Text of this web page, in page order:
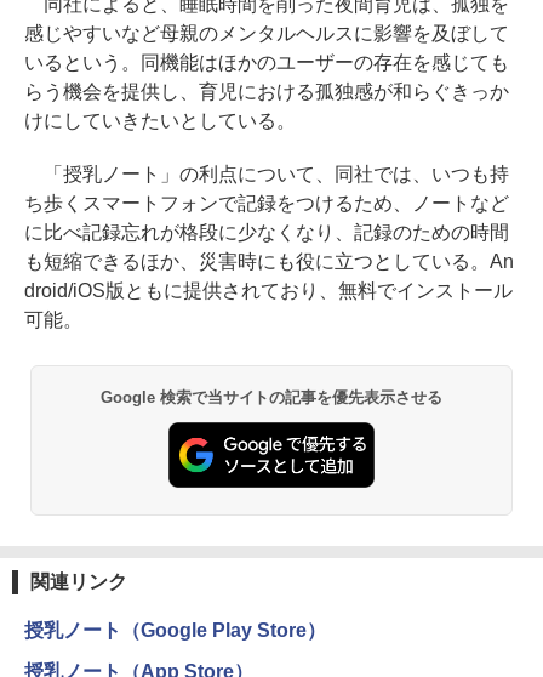
同社によると、睡眠時間を削った夜間育児は、孤独を
感じやすいなど母親のメンタルヘルスに影響を及ぼして
いるという。同機能はほかのユーザーの存在を感じても
らう機会を提供し、育児における孤独感が和らぐきっか
けにしていきたいとしている。
「授乳ノート」の利点について、同社では、いつも持
ち歩くスマートフォンで記録をつけるため、ノートなど
に比べ記録忘れが格段に少なくなり、記録のための時間
も短縮できるほか、災害時にも役に立つとしている。An
droid/iOS版ともに提供されており、無料でインストール
可能。
Google 検索で当サイトの記事を優先表示させる
関連リンク
授乳ノート（Google Play Store）
授乳ノート（App Store）